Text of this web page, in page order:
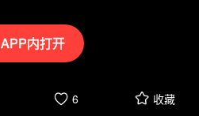
APP内打开
6 收藏